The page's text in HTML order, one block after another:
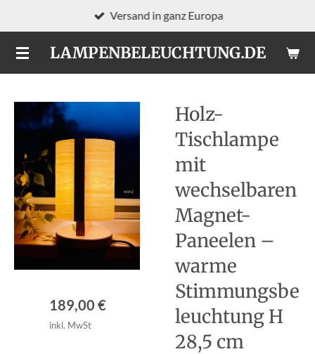
Hauptinhalt
springenLAMPENBELEUCHTUNG.DE
Versand in ganz Europa
Holz-
Tischlampe
mit
wechselbaren
Magnet-
Paneelen –
warme
Stimmungsbe
leuchtung H
28,5 cm
189,00 €
inkl. MwSt